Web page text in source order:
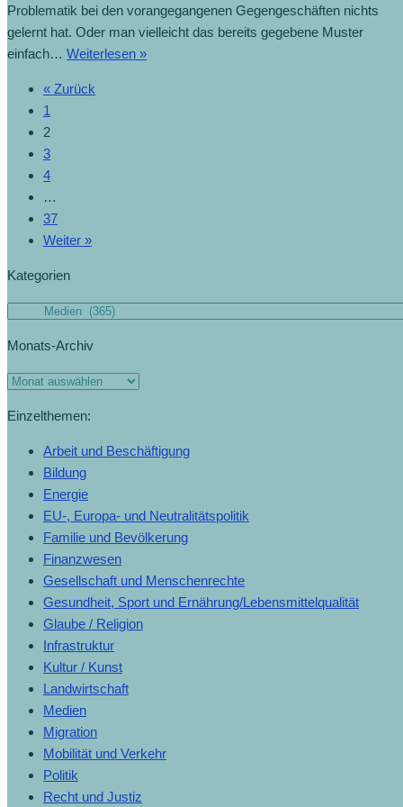
Problematik bei den vorangegangenen Gegengeschäften nichts
gelernt hat. Oder man vielleicht das bereits gegebene Muster
einfach… Weiterlesen »Regierung
« Zurück
1
2
3
4
…
37
Weiter »
Kategorien
Kategorien
Monats-Archiv
Monats-
Einzelthemen:
Arbeit und Beschäftigung
Bildung
Energie
EU-, Europa- und Neutralitätspolitik
Familie und Bevölkerung
Finanzwesen
Gesellschaft und Menschenrechte
Gesundheit, Sport und Ernährung/Lebensmittelqualität
Glaube / Religion
Infrastruktur
Kultur / Kunst
Landwirtschaft
Medien
Migration
Mobilität und Verkehr
Politik
Recht und Justiz